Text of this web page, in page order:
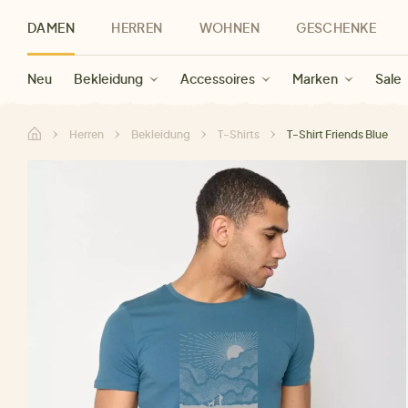
DAMEN
Neu Bekleidung Accessoires Marken Sale
HERREN
Herren Neu Bekleidung Marken Sale
WOHNEN
Kategorien Marken Sale
GESCHENKE
Geschenke für Frauen Geschenke für Männer
Sale Damen Sale Herren
Herren Bekleidung T-Shirts T-Shirt Friends Blue